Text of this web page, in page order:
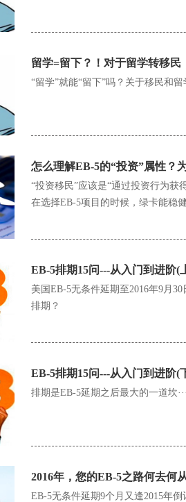
留学=留下？！对于留学转移
“留学”就能“留下”吗？关于移民和
怎么理解EB-5的“投资”属性？
“投资移民”应该是“通过投资行为
在选择EB-5项目的时候，绿卡能稳
EB-5排期15问---从入门到进阶(
美国EB-5无条件延期至2016年9月
排期？
EB-5排期15问---从入门到进阶(
排期是EB-5延期之后最大的一道坎
2016年，您的EB-5之路何去何
EB-5无条件延期9个月又逢2015年